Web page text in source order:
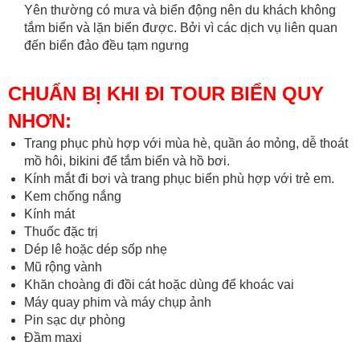
Yên thường có mưa và biển động nên du khách không
tắm biển và lặn biển được. Bởi vì các dịch vụ liên quan
đến biển đảo đều tạm ngưng
CHUẨN BỊ KHI ĐI TOUR BIỂN QUY
NHƠN:
Trang phục phù hợp với mùa hè, quần áo mỏng, dễ thoát
mồ hôi, bikini để tắm biển và hồ bơi.
Kính mắt đi bơi và trang phục biển phù hợp với trẻ em.
Kem chống nắng
Kính mát
Thuốc đặc trị
Dép lê hoặc dép sốp nhẹ
Mũ rộng vành
Khăn choàng đi đồi cát hoặc dùng để khoác vai
Máy quay phim và máy chụp ảnh
Pin sạc dự phòng
Đầm maxi